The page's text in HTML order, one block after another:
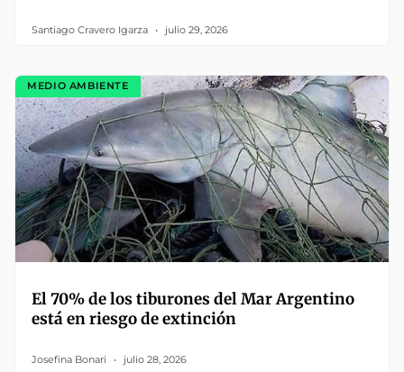
Santiago Cravero Igarza julio 29, 2026
MEDIO AMBIENTE
El 70% de los tiburones del Mar Argentino
está en riesgo de extinción
Josefina Bonari julio 28, 2026